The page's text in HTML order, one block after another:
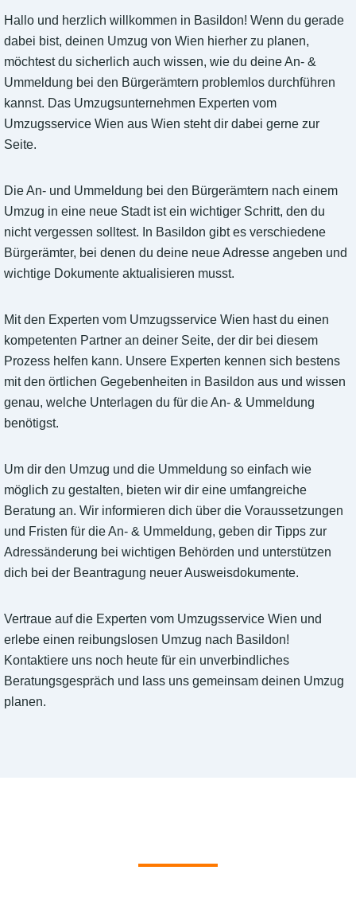
Hallo und herzlich willkommen in Basildon! Wenn du gerade
dabei bist, deinen Umzug von Wien hierher zu planen,
möchtest du sicherlich auch wissen, wie du deine An- &
Ummeldung bei den Bürgerämtern problemlos durchführen
kannst. Das Umzugsunternehmen Experten vom
Umzugsservice Wien aus Wien steht dir dabei gerne zur
Seite.
Die An- und Ummeldung bei den Bürgerämtern nach einem
Umzug in eine neue Stadt ist ein wichtiger Schritt, den du
nicht vergessen solltest. In Basildon gibt es verschiedene
Bürgerämter, bei denen du deine neue Adresse angeben und
wichtige Dokumente aktualisieren musst.
Mit den Experten vom Umzugsservice Wien hast du einen
kompetenten Partner an deiner Seite, der dir bei diesem
Prozess helfen kann. Unsere Experten kennen sich bestens
mit den örtlichen Gegebenheiten in Basildon aus und wissen
genau, welche Unterlagen du für die An- & Ummeldung
benötigst.
Um dir den Umzug und die Ummeldung so einfach wie
möglich zu gestalten, bieten wir dir eine umfangreiche
Beratung an. Wir informieren dich über die Voraussetzungen
und Fristen für die An- & Ummeldung, geben dir Tipps zur
Adressänderung bei wichtigen Behörden und unterstützen
dich bei der Beantragung neuer Ausweisdokumente.
Vertraue auf die Experten vom Umzugsservice Wien und
erlebe einen reibungslosen Umzug nach Basildon!
Kontaktiere uns noch heute für ein unverbindliches
Beratungsgespräch und lass uns gemeinsam deinen Umzug
planen.